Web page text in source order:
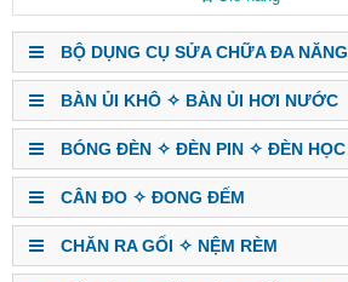
BỘ DỤNG CỤ SỬA CHỮA ĐA NĂNG
BÀN ỦI KHÔ ✧ BÀN ỦI HƠI NƯỚC
BÓNG ĐÈN ✧ ĐÈN PIN ✧ ĐÈN HỌC
CÂN ĐO ✧ ĐONG ĐẾM
CHĂN RA GỐI ✧ NỆM RÈM